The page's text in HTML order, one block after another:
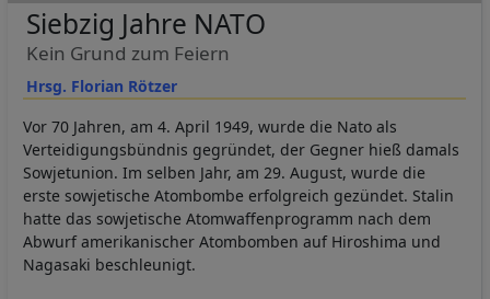
Hrsg. Florian Rötzer
Siebzig Jahre NATO
Kein Grund zum Feiern
Vor 70 Jahren, am 4. April 1949, wurde die Nato als
Verteidigungsbündnis gegründet, der Gegner hieß damals
Sowjetunion. Im selben Jahr, am 29. August, wurde die
erste sowjetische Atombombe erfolgreich gezündet. Stalin
hatte das sowjetische Atomwaffenprogramm nach dem
Abwurf amerikanischer Atombomben auf Hiroshima und
Nagasaki beschleunigt.